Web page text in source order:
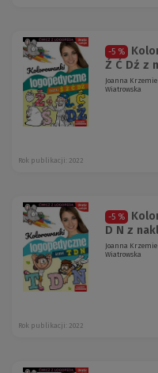
-5 %
Ź Ć Dź z
Joanna
Wiatrowska
Rok publikacji: 2022
-5 %
D N z
Joanna
Wiatrowska
Rok publikacji: 2022